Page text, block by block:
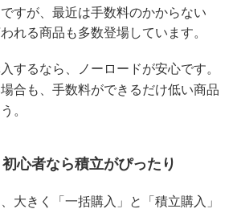
すが、最近は手数料のかからない
れる商品も多数登場しています。
するなら、ノーロードが安心です。
合も、手数料ができるだけ低い商品
。
心者なら積立がぴったり
大きく「一括購入」と「積立購入」